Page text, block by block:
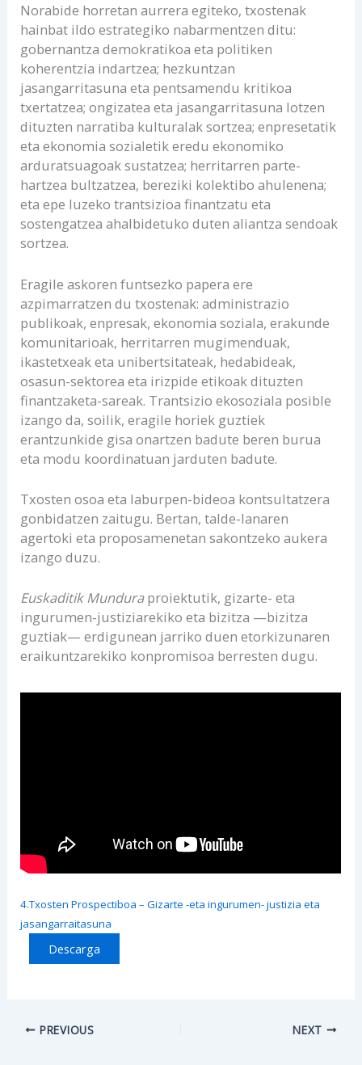
Norabide horretan aurrera egiteko, txostenak
hainbat ildo estrategiko nabarmentzen ditu:
gobernantza demokratikoa eta politiken
koherentzia indartzea; hezkuntzan
jasangarritasuna eta pentsamendu kritikoa
txertatzea; ongizatea eta jasangarritasuna lotzen
dituzten narratiba kulturalak sortzea; enpresetatik
eta ekonomia sozialetik eredu ekonomiko
arduratsuagoak sustatzea; herritarren parte-
hartzea bultzatzea, bereziki kolektibo ahulenena;
eta epe luzeko trantsizioa finantzatu eta
sostengatzea ahalbidetuko duten aliantza sendoak
sortzea.
Eragile askoren funtsezko papera ere
azpimarratzen du txostenak: administrazio
publikoak, enpresak, ekonomia soziala, erakunde
komunitarioak, herritarren mugimenduak,
ikastetxeak eta unibertsitateak, hedabideak,
osasun-sektorea eta irizpide etikoak dituzten
finantzaketa-sareak. Trantsizio ekosoziala posible
izango da, soilik, eragile horiek guztiek
erantzunkide gisa onartzen badute beren burua
eta modu koordinatuan jarduten badute.
Txosten osoa eta laburpen-bideoa kontsultatzera
gonbidatzen zaitugu. Bertan, talde-lanaren
agertoki eta proposamenetan sakontzeko aukera
izango duzu.
Euskaditik Munduraproiektutik, gizarte- eta
ingurumen-justiziarekiko eta bizitza —bizitza
guztiak— erdigunean jarriko duen etorkizunaren
eraikuntzarekiko konpromisoa berresten dugu.
4.Txosten Prospectiboa – Gizarte -eta ingurumen- justizia eta
jasangarraitasuna
Descarga
PREVIOUS NEXT